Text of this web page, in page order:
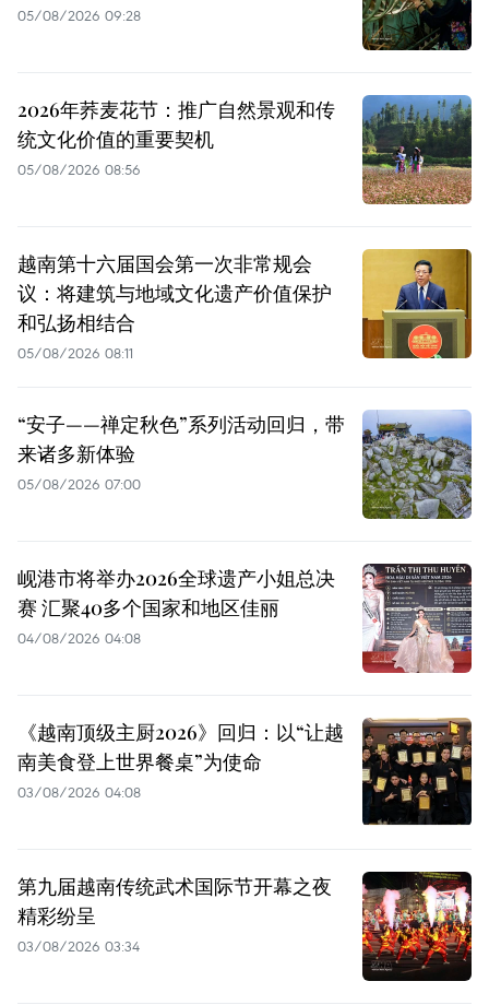
05/08/2026 09:28
2026年荞麦花节：推广自然景观和传
统文化价值的重要契机
05/08/2026 08:56
越南第十六届国会第一次非常规会
议：将建筑与地域文化遗产价值保护
和弘扬相结合
05/08/2026 08:11
“安子——禅定秋色”系列活动回归，带
来诸多新体验
05/08/2026 07:00
岘港市将举办2026全球遗产小姐总决
赛 汇聚40多个国家和地区佳丽
04/08/2026 04:08
《越南顶级主厨2026》回归：以“让越
南美食登上世界餐桌”为使命
03/08/2026 04:08
第九届越南传统武术国际节开幕之夜
精彩纷呈
03/08/2026 03:34